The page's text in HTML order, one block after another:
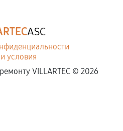
ASC
условия
VILLARTEC © 2026